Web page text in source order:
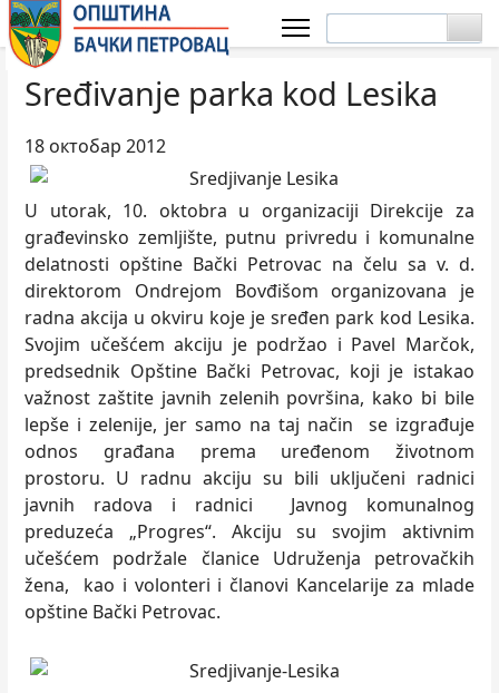
Sređivanje parka kod Lesika
18 октобар 2012
U utorak, 10. oktobra u organizaciji Direkcije za
građevinsko zemljište, putnu privredu i komunalne
delatnosti opštine Bački Petrovac na čelu sa v. d.
direktorom Ondrejom Bovđišom organizovana je
radna akcija u okviru koje je sređen park kod Lesika.
Svojim učešćem akciju je podržao i Pavel Marčok,
predsednik Opštine Bački Petrovac, koji je istakao
važnost zaštite javnih zelenih površina, kako bi bile
lepše i zelenije, jer samo na taj način se izgrađuje
odnos građana prema uređenom životnom
prostoru. U radnu akciju su bili uključeni radnici
javnih radova i radnici Javnog komunalnog
preduzeća „Progres“. Akciju su svojim aktivnim
učešćem podržale članice Udruženja petrovačkih
žena, kao i volonteri i članovi Kancelarije za mlade
opštine Bački Petrovac.